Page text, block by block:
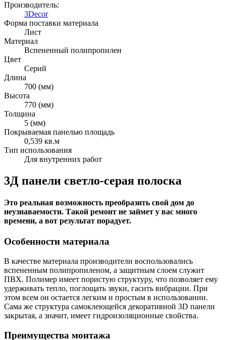
Производитель:
3Decor
Форма поставки материала
Лист
Материал
Вспененный полипропилен
Цвет
Серий
Длина
700 (мм)
Высота
770 (мм)
Толщина
5 (мм)
Покрываемая панелью площадь
0,539 кв.м
Тип использования
Для внутренних работ
3Д панели светло-серая полоска
Это реальная возможность преобразить свой дом до
неузнаваемости. Такой ремонт не займет у вас много
времени, а вот результат порадует.
Особенности материала
В качестве материала производители воспользовались
вспененным полипропиленом, а защитным слоем служит
ПВХ. Полимер имеет пористую структуру, что позволяет ему
удерживать тепло, поглощать звуки, гасить вибрации. При
этом всем он остается легким и простым в использовании.
Сама же структура самоклеющейся декоративной 3D панели
закрытая, а значит, имеет гидроизоляционные свойства.
Преимущества монтажа